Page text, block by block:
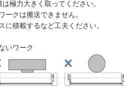
極力大きく取ってください。
ークは搬送できません。
に積載するなど工夫ください。
いワーク